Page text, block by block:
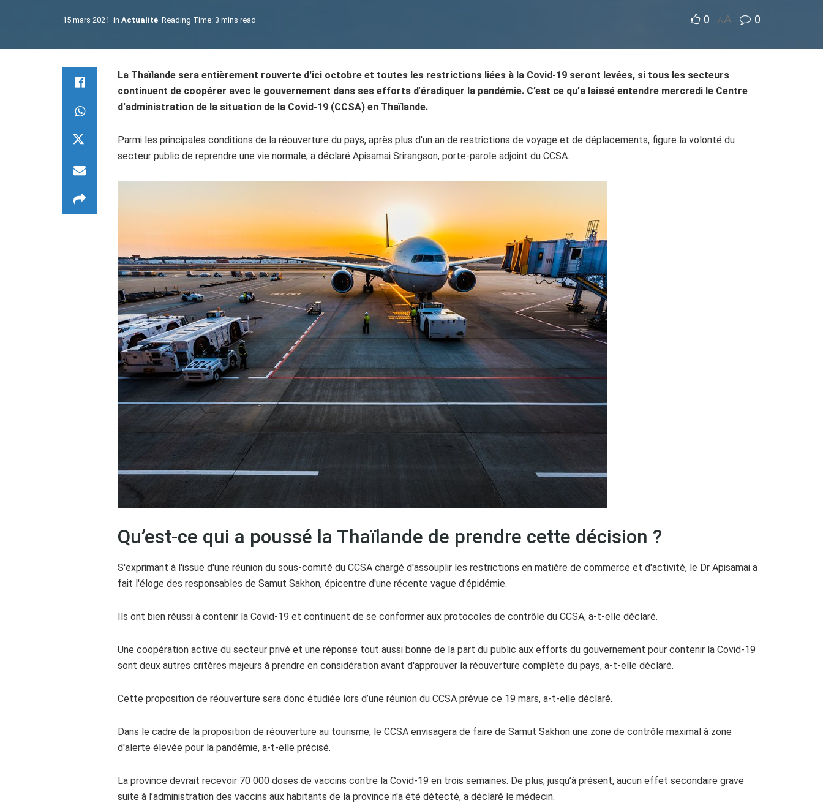
15 mars 2021 in Actualité Reading Time: 3 mins read 0 A A 0
La Thaïlande sera entièrement rouverte d'ici octobre et toutes les restrictions liées à la Covid-19 seront levées, si tous les secteurs
continuent de coopérer avec le gouvernement dans ses efforts d’éradiquer la pandémie. C’est ce qu’a laissé entendre mercredi le Centre
d'administration de la situation de la Covid-19 (CCSA) en Thaïlande.
Parmi les principales conditions de la réouverture du pays, après plus d'un an de restrictions de voyage et de déplacements, figure la volonté du
secteur public de reprendre une vie normale, a déclaré Apisamai Srirangson, porte-parole adjoint du CCSA.
Qu’est-ce qui a poussé la Thaïlande de prendre cette décision ?
S'exprimant à l'issue d'une réunion du sous-comité du CCSA chargé d'assouplir les restrictions en matière de commerce et d'activité, le Dr Apisamai a
fait l'éloge des responsables de Samut Sakhon, épicentre d'une récente vague d’épidémie.
Ils ont bien réussi à contenir la Covid-19 et continuent de se conformer aux protocoles de contrôle du CCSA, a-t-elle déclaré.
Une coopération active du secteur privé et une réponse tout aussi bonne de la part du public aux efforts du gouvernement pour contenir la Covid-19
sont deux autres critères majeurs à prendre en considération avant d'approuver la réouverture complète du pays, a-t-elle déclaré.
Cette proposition de réouverture sera donc étudiée lors d’une réunion du CCSA prévue ce 19 mars, a-t-elle déclaré.
Dans le cadre de la proposition de réouverture au tourisme, le CCSA envisagera de faire de Samut Sakhon une zone de contrôle maximal à zone
d'alerte élevée pour la pandémie, a-t-elle précisé.
La province devrait recevoir 70 000 doses de vaccins contre la Covid-19 en trois semaines. De plus, jusqu’à présent, aucun effet secondaire grave
suite à l’administration des vaccins aux habitants de la province n'a été détecté, a déclaré le médecin.